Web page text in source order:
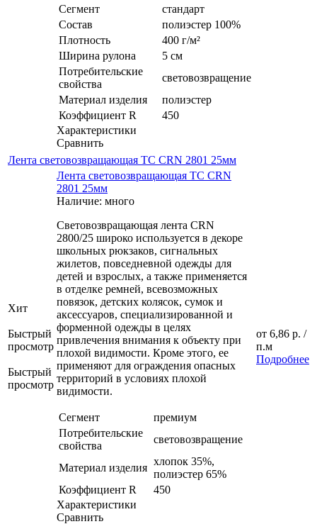
Сегмент
стандарт
Состав
полиэстер 100%
Плотность
400 г/м²
Ширина рулона
5 см
Потребительские
свойства
световозвращение
Материал изделия
полиэстер
Коэффициент R
450
Характеристики
Сравнить
Лента световозвращающая ТС CRN 2801 25мм
Хит
Быстрый
просмотр
Быстрый
просмотр
Лента световозвращающая ТС CRN
2801 25мм
Наличие: много
Световозвращающая лента CRN
2800/25 широко используется в декоре
школьных рюкзаков, сигнальных
жилетов, повседневной одежды для
детей и взрослых, а также применяется
в отделке ремней, всевозможных
повязок, детских колясок, сумок и
аксессуаров, специализированной и
форменной одежды в целях
привлечения внимания к объекту при
плохой видимости. Кроме этого, ее
применяют для ограждения опасных
территорий в условиях плохой
видимости.
Сегмент
премиум
Потребительские
свойства
световозвращение
Материал изделия
хлопок 35%,
полиэстер 65%
Коэффициент R
450
Характеристики
Сравнить
от 6,86 р. /
п.м
Подробнее